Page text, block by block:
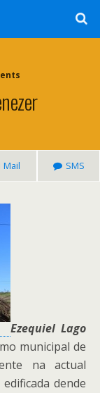
Mail SMS
Ezequiel Lago
municipal de
na actual
dende